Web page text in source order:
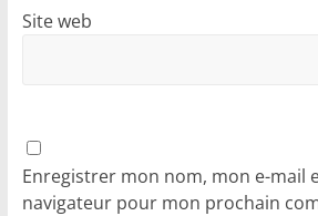
Site web
Enregistrer mon nom, mon e-mail
navigateur pour mon prochain